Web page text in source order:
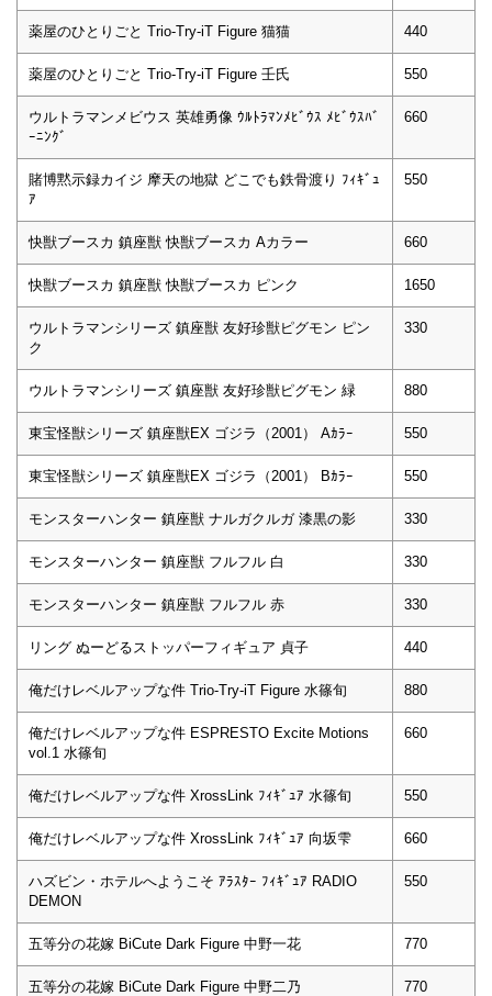
薬屋のひとりごと Trio-Try-iT Figure 猫猫 440
薬屋のひとりごと Trio-Try-iT Figure 壬氏 550
ウルトラマンメビウス 英雄勇像 ｳﾙﾄﾗﾏﾝﾒﾋﾞｳｽ ﾒﾋﾞｳｽﾊﾞ
ｰﾆﾝｸﾞ
660
賭博黙示録カイジ 摩天の地獄 どこでも鉄骨渡り ﾌｨｷﾞｭ
ｱ
550
快獣ブースカ 鎮座獣 快獣ブースカ Aカラー 660
快獣ブースカ 鎮座獣 快獣ブースカ ピンク 1650
ウルトラマンシリーズ 鎮座獣 友好珍獣ピグモン ピン
ク
330
ウルトラマンシリーズ 鎮座獣 友好珍獣ピグモン 緑 880
東宝怪獣シリーズ 鎮座獣EX ゴジラ（2001） Aｶﾗｰ 550
東宝怪獣シリーズ 鎮座獣EX ゴジラ（2001） Bｶﾗｰ 550
モンスターハンター 鎮座獣 ナルガクルガ 漆黒の影 330
モンスターハンター 鎮座獣 フルフル 白 330
モンスターハンター 鎮座獣 フルフル 赤 330
リング ぬーどるストッパーフィギュア 貞子 440
俺だけレベルアップな件 Trio-Try-iT Figure 水篠旬 880
俺だけレベルアップな件 ESPRESTO Excite Motions
vol.1 水篠旬
660
俺だけレベルアップな件 XrossLink ﾌｨｷﾞｭｱ 水篠旬 550
俺だけレベルアップな件 XrossLink ﾌｨｷﾞｭｱ 向坂雫 660
ハズビン・ホテルへようこそ ｱﾗｽﾀｰ ﾌｨｷﾞｭｱ RADIO
DEMON
550
五等分の花嫁 BiCute Dark Figure 中野一花 770
五等分の花嫁 BiCute Dark Figure 中野二乃 770